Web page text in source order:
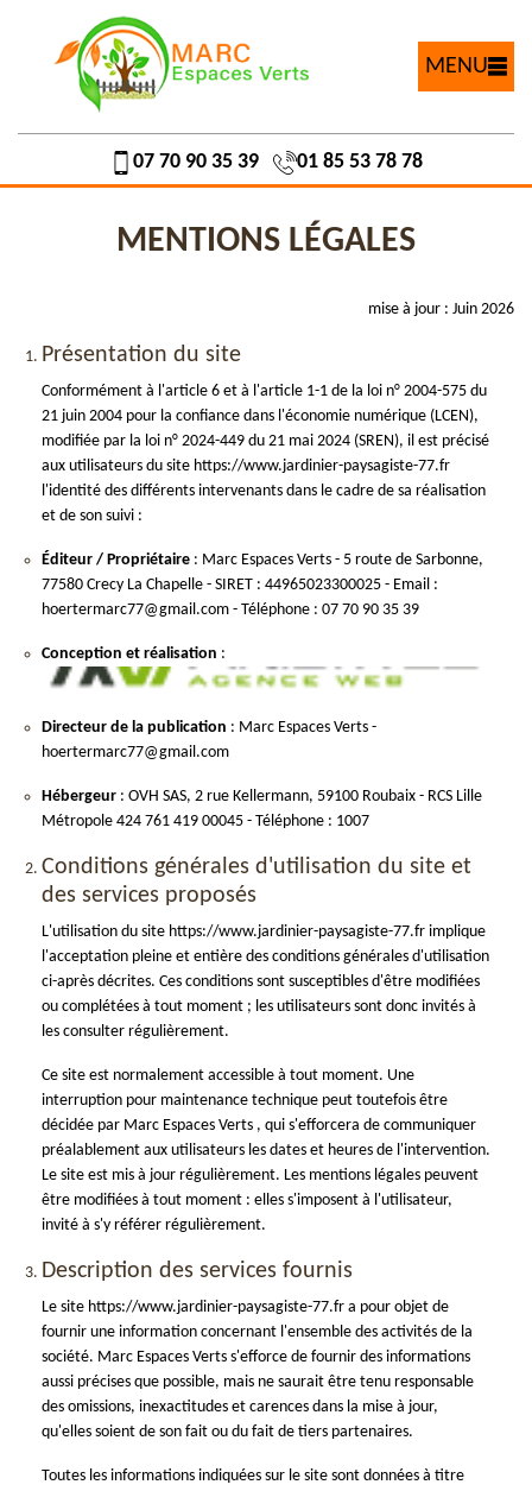
MENU
07 70 90 35 39 01 85 53 78 78
MENTIONS LÉGALES
mise à jour : Juin 2026
Présentation du site
Conformément à l'article 6 et à l'article 1-1 de la loi n° 2004-575 du
21 juin 2004 pour la confiance dans l'économie numérique (LCEN),
modifiée par la loi n° 2024-449 du 21 mai 2024 (SREN), il est précisé
aux utilisateurs du site https://www.jardinier-paysagiste-77.fr
l'identité des différents intervenants dans le cadre de sa réalisation
et de son suivi :
Éditeur / Propriétaire : Marc Espaces Verts - 5 route de Sarbonne,
77580 Crecy La Chapelle - SIRET : 44965023300025 - Email :
hoertermarc77@gmail.com - Téléphone : 07 70 90 35 39
Conception et réalisation :
Directeur de la publication : Marc Espaces Verts -
hoertermarc77@gmail.com
Hébergeur : OVH SAS, 2 rue Kellermann, 59100 Roubaix - RCS Lille
Métropole 424 761 419 00045 - Téléphone : 1007
Conditions générales d'utilisation du site et
des services proposés
L'utilisation du site https://www.jardinier-paysagiste-77.fr implique
l'acceptation pleine et entière des conditions générales d'utilisation
ci-après décrites. Ces conditions sont susceptibles d'être modifiées
ou complétées à tout moment ; les utilisateurs sont donc invités à
les consulter régulièrement.
Ce site est normalement accessible à tout moment. Une
interruption pour maintenance technique peut toutefois être
décidée par Marc Espaces Verts , qui s'efforcera de communiquer
préalablement aux utilisateurs les dates et heures de l'intervention.
Le site est mis à jour régulièrement. Les mentions légales peuvent
être modifiées à tout moment : elles s'imposent à l'utilisateur,
invité à s'y référer régulièrement.
Description des services fournis
Le site https://www.jardinier-paysagiste-77.fr a pour objet de
fournir une information concernant l'ensemble des activités de la
société. Marc Espaces Verts s'efforce de fournir des informations
aussi précises que possible, mais ne saurait être tenu responsable
des omissions, inexactitudes et carences dans la mise à jour,
qu'elles soient de son fait ou du fait de tiers partenaires.
Toutes les informations indiquées sur le site sont données à titre